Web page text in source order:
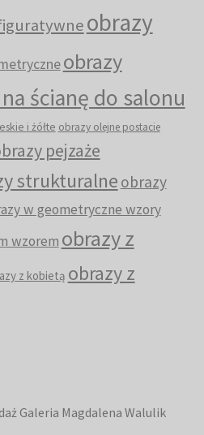
obrazy
obrazy
ścianę do salonu
i żółte obrazy olejne postacie
pejzaże
strukturalne obrazy
w geometryczne wzory
wzorem obrazy z
z kobietą obrazy z
Galeria Magdalena Walulik